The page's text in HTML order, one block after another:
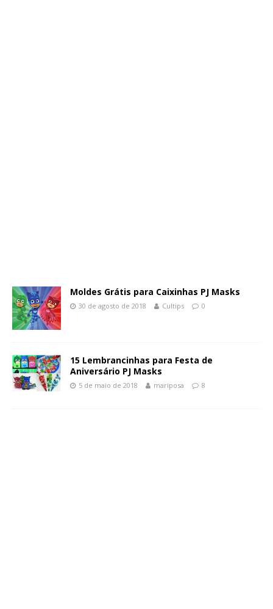
Moldes Grátis para Caixinhas PJ Masks
30 de agosto de 2018 Cultips 0
15 Lembrancinhas para Festa de
Aniversário PJ Masks
5 de maio de 2018 mariposa 8